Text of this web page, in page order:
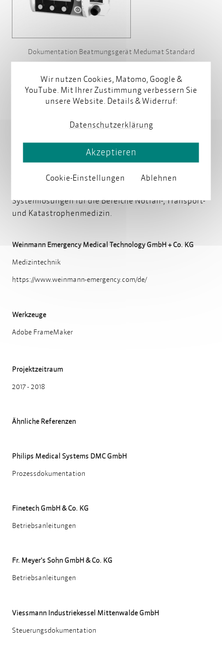
Dokumentation Beatmungsgerät Medumat Standard
Technology GmbH + Co. KG
WEINMANN Emergency ist ein international tätiges
Medizintechnik-Unternehmen im Familienbesitz und
Systemlösungen für die Bereiche Notfall-, Transport-
und Katastrophenmedizin.
Weinmann Emergency Medical Technology GmbH + Co. KG
Medizintechnik
https://www.weinmann-emergency.com/de/
Werkzeuge
Adobe FrameMaker
Projektzeitraum
2017 - 2018
Ähnliche Referenzen
Philips Medical Systems DMC GmbH
Prozessdokumentation
Finetech GmbH & Co. KG
Betriebsanleitungen
Fr. Meyer's Sohn GmbH & Co. KG
Betriebsanleitungen
Viessmann Industriekessel Mittenwalde GmbH
Steuerungsdokumentation
Wir nutzen Cookies, Matomo, Google &
YouTube. Mit Ihrer Zustimmung verbessern Sie
unsere Website. Details & Widerruf:
Datenschutzerklärung
Cookie-Einstellungen Ablehnen
Akzeptieren